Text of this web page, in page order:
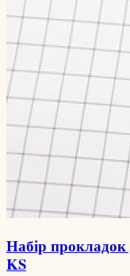
Набір
KS